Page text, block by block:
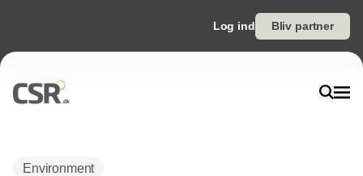
Log ind Bliv partner
Environment